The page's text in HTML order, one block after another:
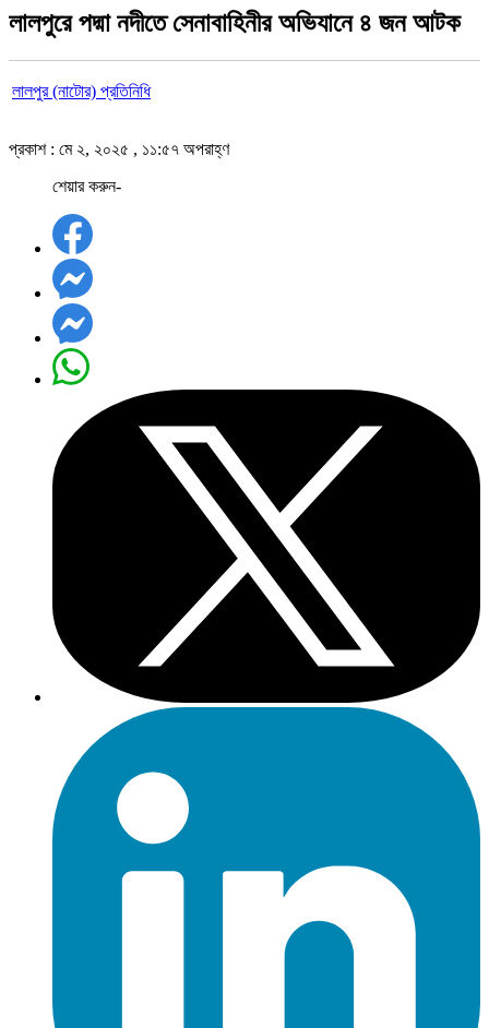
লালপুরে পদ্মা নদীতে সেনাবাহিনীর অভিযানে ৪ জন আটক
লালপুর (নাটোর) প্রতিনিধি
প্রকাশ : মে ২, ২০২৫ , ১১:৫৭ অপরাহ্ণ
শেয়ার করুন-